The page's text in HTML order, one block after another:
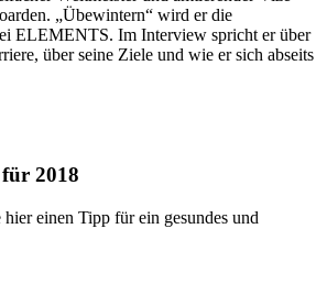
„Übewintern“ wird er die
ELEMENTS. Im Interview spricht er über
über seine Ziele und wie er sich abseits
2018
einen Tipp für ein gesundes und